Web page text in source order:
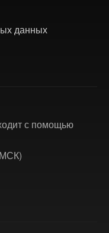
данных
с помощью